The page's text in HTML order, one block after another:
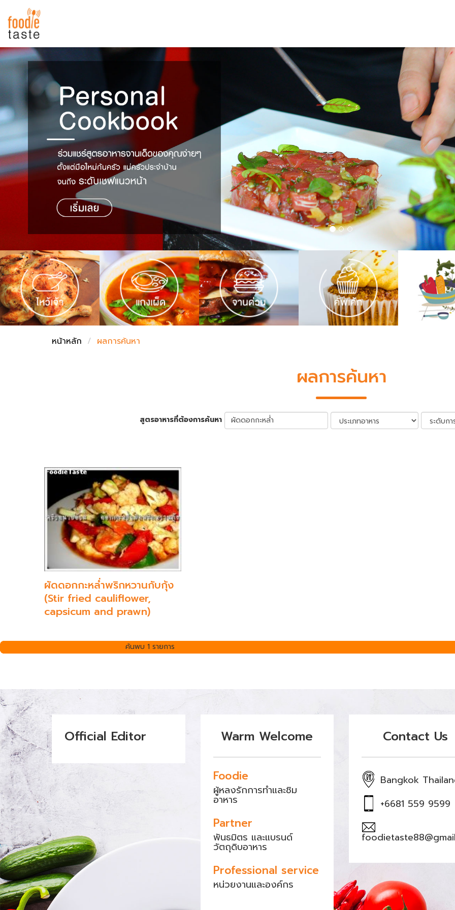
สูตรอาหาร
สูตรอาหารล่าสุด
Top Foodie
พาไปชิม
สารพันก้นครัว
เคล็ดลับน่ารู้
เปรียบเทียบหน่วยการตวง
เปรียบเทียบอุณหภูมิ
เปรียบเทียบน้ำหนักวัตถุดิบ
ชั่งตวงเนย
FoodPedia
สร้าง Cookbook
หน้าหลัก ผลการค้นหา
ผลการค้นหา
สูตรอาหารที่ต้องการค้นหา
ผัดดอกกะหล่ำพริกหวานกับกุ้ง
(Stir fried cauliflower,
capsicum and prawn)
ค้นพบ 1 รายการ
Official Editor Warm Welcome
Foodie
ผู้หลงรักการทำและชิม
อาหาร
Partner
พันธมิตร และแบรนด์
วัตถุดิบอาหาร
Professional service
หน่วยงานและองค์กร
Contact Us
Bangkok
+6681 559 9599